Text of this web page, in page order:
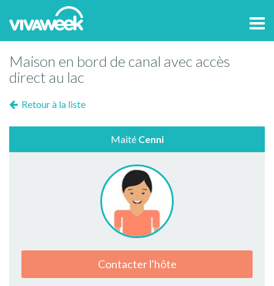
Maison en bord de canal avec accès
direct au lac
Retour à la liste
Maité Cenni
Contacter l'hôte